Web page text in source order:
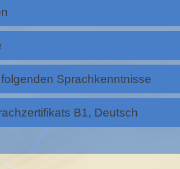
Sprachkenntnisse
B1, Deutsch